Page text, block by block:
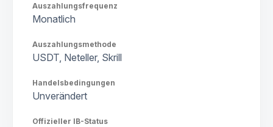
Auszahlungsfrequenz
Monatlich
Auszahlungsmethode
USDT, Neteller, Skrill
Handelsbedingungen
Unverändert
Offizieller IB-Status